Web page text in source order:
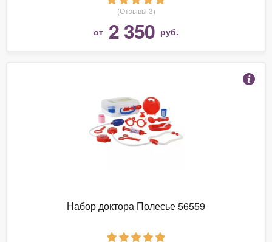
(Отзывы 3)
от 2 350 руб.
Набор доктора Полесье 56559